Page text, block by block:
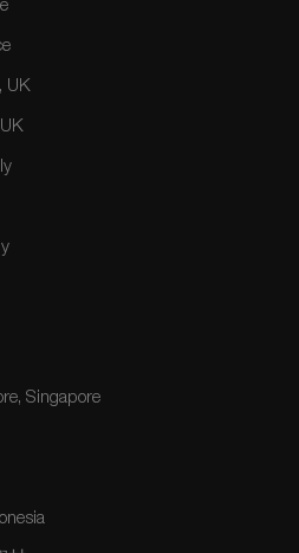
UK
Singapore